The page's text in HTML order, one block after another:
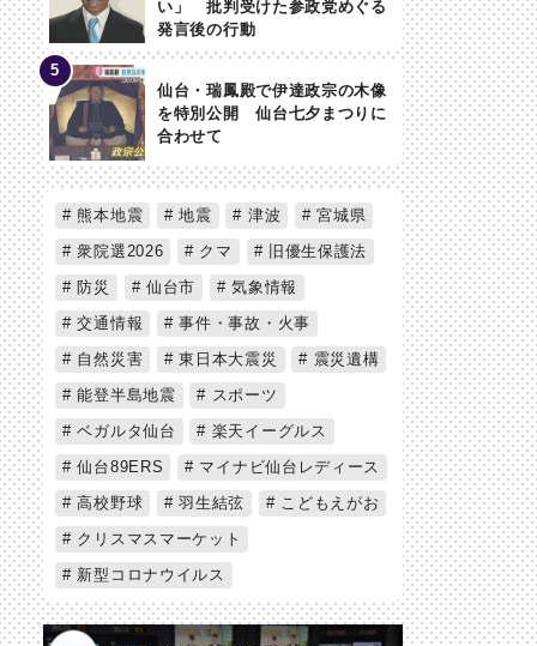
い」 批判受けた参政党めぐる
発言後の行動
仙台・瑞鳳殿で伊達政宗の木像
を特別公開 仙台七夕まつりに
合わせて
熊本地震 地震 津波
宮城県
衆院選2026
クマ
旧優生保護法
防災
仙台市
気象情報
交通情報
事件・事故・火事
自然災害
東日本大震災
震災遺構
能登半島地震
スポーツ
ベガルタ仙台
楽天イーグルス
仙台89ERS
マイナビ仙台レディース
高校野球
羽生結弦
こどもえがお
クリスマスマーケット
新型コロナウイルス